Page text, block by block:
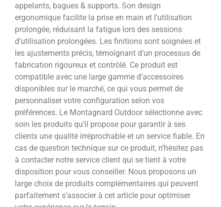
appelants, bagues & supports. Son design
ergonomique facilite la prise en main et l’utilisation
prolongée, réduisant la fatigue lors des sessions
d’utilisation prolongées. Les finitions sont soignées et
les ajustements précis, témoignant d’un processus de
fabrication rigoureux et contrôlé. Ce produit est
compatible avec une large gamme d’accessoires
disponibles sur le marché, ce qui vous permet de
personnaliser votre configuration selon vos
préférences. Le Montagnard Outdoor sélectionne avec
soin les produits qu’il propose pour garantir à ses
clients une qualité irréprochable et un service fiable. En
cas de question technique sur ce produit, n’hésitez pas
à contacter notre service client qui se tient à votre
disposition pour vous conseiller. Nous proposons un
large choix de produits complémentaires qui peuvent
parfaitement s’associer à cet article pour optimiser